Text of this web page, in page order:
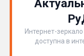
Интернет-
доступна в